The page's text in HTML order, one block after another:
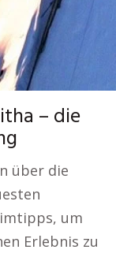
– die
über die
um
Erlebnis zu